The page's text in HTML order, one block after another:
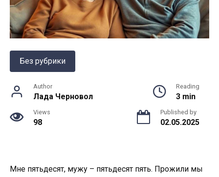
Без рубрики
Author
Лада Черновол
Reading
3 min
Views
98
Published by
02.05.2025
Мне пятьдесят, мужу – пятьдесят пять. Прожили мы